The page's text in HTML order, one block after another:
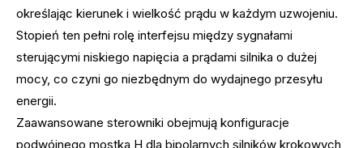
określając kierunek i wielkość prądu w każdym uzwojeniu.
Stopień ten pełni rolę interfejsu między sygnałami
sterującymi niskiego napięcia a prądami silnika o dużej
mocy, co czyni go niezbędnym do wydajnego przesyłu
energii.
Zaawansowane sterowniki obejmują konfiguracje
podwójnego mostka H dla bipolarnych silników krokowych,